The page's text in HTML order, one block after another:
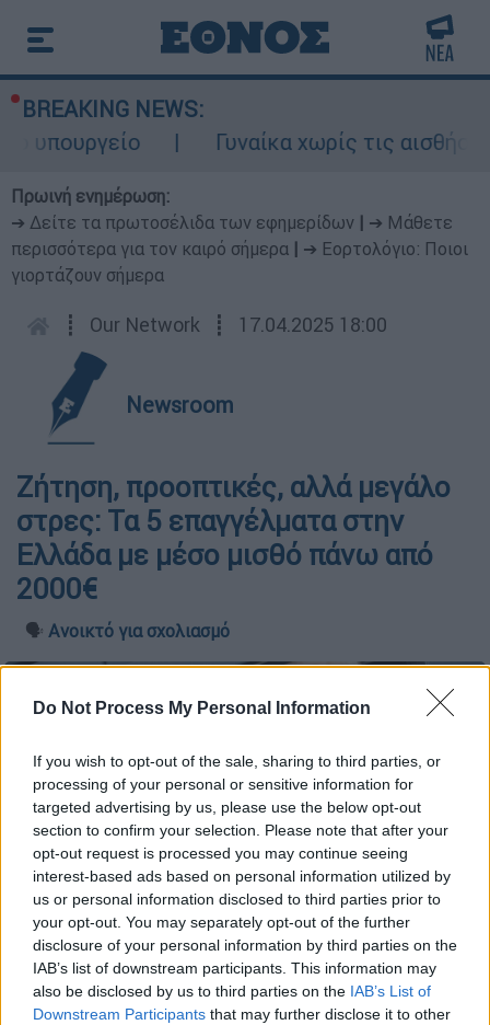
Do Not Process My Personal Information
If you wish to opt-out of the sale, sharing to third parties, or
processing of your personal or sensitive information for
targeted advertising by us, please use the below opt-out
section to confirm your selection. Please note that after your
opt-out request is processed you may continue seeing
interest-based ads based on personal information utilized by
us or personal information disclosed to third parties prior to
your opt-out. You may separately opt-out of the further
disclosure of your personal information by third parties on the
IAB’s list of downstream participants. This information may
also be disclosed by us to third parties on the IAB’s List of
Downstream Participants that may further disclose it to other
BREAKING NEWS:
υπουργείο
Γυναίκα χωρίς τις
Πρωινή ενημέρωση:
➔ Δείτε τα πρωτοσέλιδα των εφημερίδων
➔ Μάθετε
περισσότερα για τον καιρό σήμερα
➔ Εορτολόγιο: Ποιοι
γιορτάζουν σήμερα
┋ Our Network ┋ 17.04.2025 18:00
Newsroom
Ζήτηση, προοπτικές, αλλά μεγάλο
στρες: Τα 5 επαγγέλματα στην
Ελλάδα με μέσο μισθό πάνω από
2000€
🗣️ Ανοικτό για σχολιασμό
Προσθέστε το ΕΘΝΟΣ στη Google